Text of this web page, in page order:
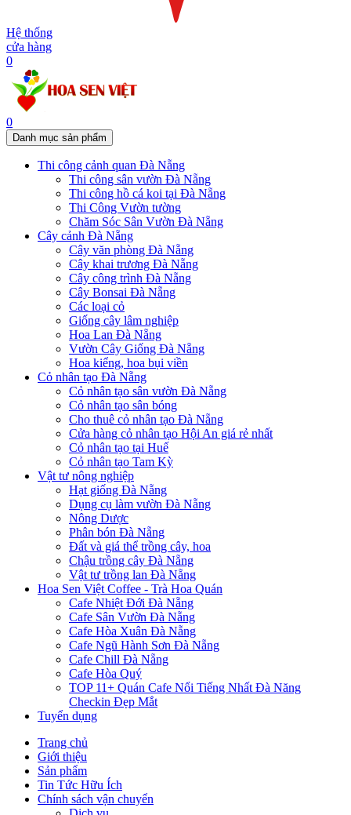
Hệ thống
cửa hàng
0
0
Danh mục sản phẩm
Thi công cảnh quan Đà Nẵng
Thi công sân vườn Đà Nẵng
Thi công hồ cá koi tại Đà Nẵng
Thi Công Vườn tường
Chăm Sóc Sân Vườn Đà Nẵng
Cây cảnh Đà Nẵng
Cây văn phòng Đà Nẵng
Cây khai trương Đà Nẵng
Cây công trình Đà Nẵng
Cây Bonsai Đà Nẵng
Các loại cỏ
Giống cây lâm nghiệp
Hoa Lan Đà Nẵng
Vườn Cây Giống Đà Nẵng
Hoa kiểng, hoa bụi viền
Cỏ nhân tạo Đà Nẵng
Cỏ nhân tạo sân vườn Đà Nẵng
Cỏ nhân tạo sân bóng
Cho thuê cỏ nhân tạo Đà Nẵng
Cửa hàng cỏ nhân tạo Hội An giá rẻ nhất
Cỏ nhân tạo tại Huế
Cỏ nhân tạo Tam Kỳ
Vật tư nông nghiệp
Hạt giống Đà Nẵng
Dụng cụ làm vườn Đà Nẵng
Nông Dược
Phân bón Đà Nẵng
Đất và giá thể trồng cây, hoa
Chậu trồng cây Đà Nẵng
Vật tư trồng lan Đà Nẵng
Hoa Sen Việt Coffee - Trà Hoa Quán
Cafe Nhiệt Đới Đà Nẵng
Cafe Sân Vườn Đà Nẵng
Cafe Hòa Xuân Đà Nẵng
Cafe Ngũ Hành Sơn Đà Nẵng
Cafe Chill Đà Nẵng
Cafe Hòa Quý
TOP 11+ Quán Cafe Nổi Tiếng Nhất Đà Năng
Checkin Đẹp Mắt
Tuyển dụng
Trang chủ
Giới thiệu
Sản phẩm
Tin Tức Hữu Ích
Chính sách vận chuyển